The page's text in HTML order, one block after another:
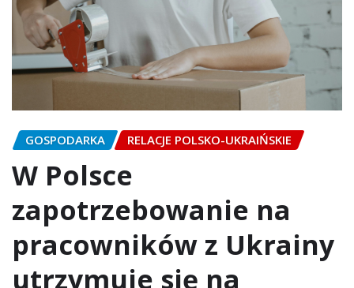
GOSPODARKA RELACJE POLSKO-UKRAIŃSKIE
W Polsce
zapotrzebowanie na
pracowników z Ukrainy
utrzymuje się na